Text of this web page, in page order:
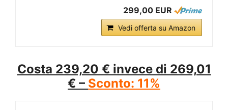
299,00 EUR
Vedi offerta su Amazon
Costa 239,20 € invece di 269,01
€ – Sconto: 11%